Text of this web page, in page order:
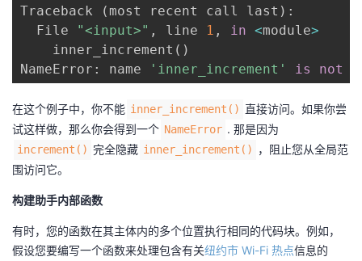
Traceback
( most recent call last ) :
  File
"<input>" , line 1 , in <module>
    inner_increment
( )
NameError : name 'inner_increment' is not
在这个例子中，你不能 inner_increment() 直接访问。如果你尝
试这样做，那么你会得到一个 NameError . 那是因为
increment() 完全隐藏 inner_increment()
，阻止您从全局范
围访问它。
构建助手内部函数
有时，您的函数在其主体内的多个位置执行相同的代码块。例如，
假设您要编写一个函数来处理包含有关纽约市 Wi-Fi 热点信息的